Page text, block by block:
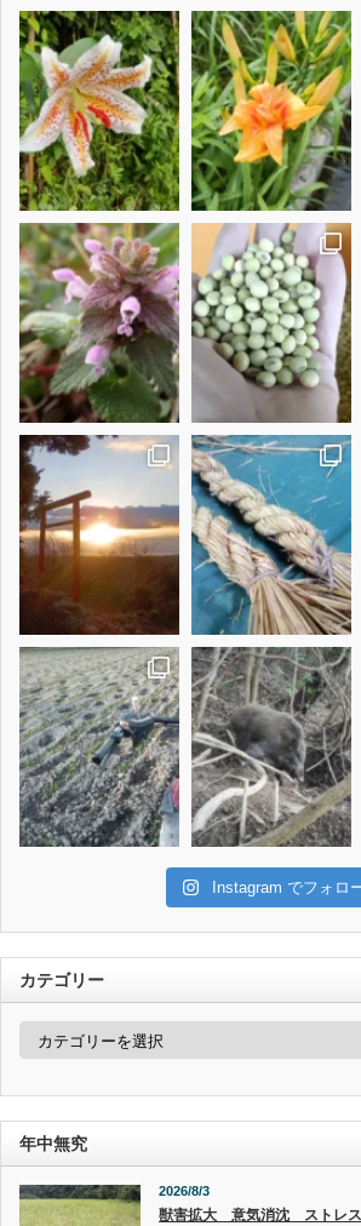
Instagram でフォロ
カテゴリー
カ
ー
年中無究
2026/8/3
獣害拡大 意気消沈 ストレ